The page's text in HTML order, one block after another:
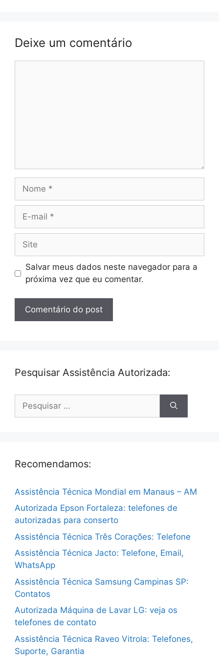
Deixe um comentário
Nome
Site
Salvar meus dados neste navegador para a
próxima vez que eu comentar.
Pesquisar Assistência Autorizada:
por:
Recomendamos:
Assistência Técnica Mondial em Manaus – AM
Autorizada Epson Fortaleza: telefones de
autorizadas para conserto
Assistência Técnica Três Corações: Telefone
Assistência Técnica Jacto: Telefone, Email,
WhatsApp
Assistência Técnica Samsung Campinas SP:
Contatos
Autorizada Máquina de Lavar LG: veja os
telefones de contato
Assistência Técnica Raveo Vitrola: Telefones,
Suporte, Garantia